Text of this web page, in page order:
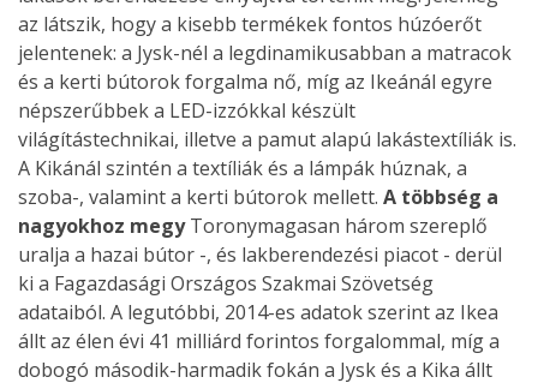
az látszik, hogy a kisebb termékek fontos húzóerőt
jelentenek: a Jysk-nél a legdinamikusabban a matracok
és a kerti bútorok forgalma nő, míg az Ikeánál egyre
népszerűbbek a LED-izzókkal készült
világítástechnikai, illetve a pamut alapú lakástextíliák is.
A Kikánál szintén a textíliák és a lámpák húznak, a
szoba-, valamint a kerti bútorok mellett. A többség a
nagyokhoz megyToronymagasan három szereplő
uralja a hazai bútor -, és lakberendezési piacot - derül
ki a Fagazdasági Országos Szakmai Szövetség
adataiból. A legutóbbi, 2014-es adatok szerint az Ikea
állt az élen évi 41 milliárd forintos forgalommal, míg a
dobogó második-harmadik fokán a Jysk és a Kika állt